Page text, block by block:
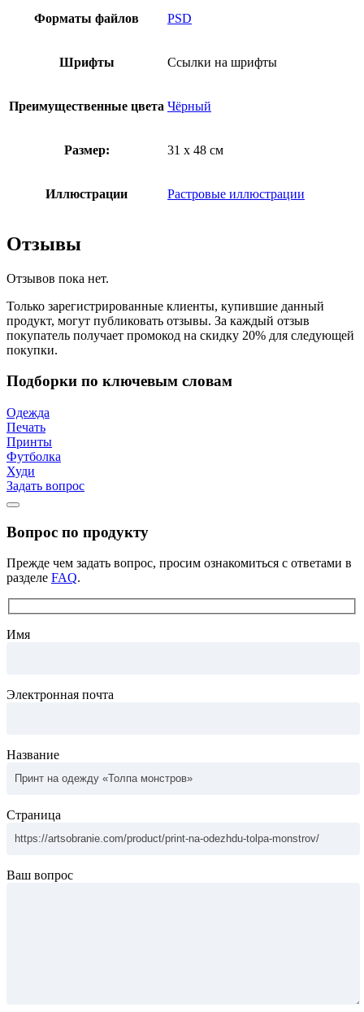
Форматы файлов PSD
Шрифты Ссылки на шрифты
Преимущественные цвета Чёрный
Размер: 31 x 48 см
Иллюстрации Растровые иллюстрации
Отзывы
Отзывов пока нет.
Только зарегистрированные клиенты, купившие данный
продукт, могут публиковать отзывы. За каждый отзыв
покупатель получает промокод на скидку 20% для следующей
покупки.
Подборки по ключевым словам
Одежда
Печать
Принты
Футболка
Худи
Задать вопрос
Вопрос по продукту
Прежде чем задать вопрос, просим ознакомиться с ответами в
разделе FAQ.
Имя
Электронная почта
Название
Страница
Ваш вопрос